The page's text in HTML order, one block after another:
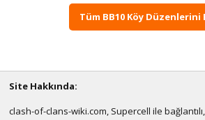
Tüm BB10 Köy Düzenlerini
Site Hakkında:
clash-of-clans-wiki.com, Supercell ile